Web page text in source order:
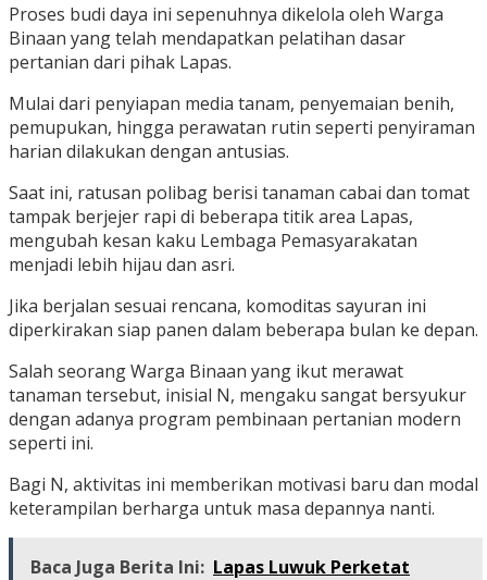
Proses budi daya ini sepenuhnya dikelola oleh Warga
Binaan yang telah mendapatkan pelatihan dasar
pertanian dari pihak Lapas.
Mulai dari penyiapan media tanam, penyemaian benih,
pemupukan, hingga perawatan rutin seperti penyiraman
harian dilakukan dengan antusias.
Saat ini, ratusan polibag berisi tanaman cabai dan tomat
tampak berjejer rapi di beberapa titik area Lapas,
mengubah kesan kaku Lembaga Pemasyarakatan
menjadi lebih hijau dan asri.
Jika berjalan sesuai rencana, komoditas sayuran ini
diperkirakan siap panen dalam beberapa bulan ke depan.
Salah seorang Warga Binaan yang ikut merawat
tanaman tersebut, inisial N, mengaku sangat bersyukur
dengan adanya program pembinaan pertanian modern
seperti ini.
Bagi N, aktivitas ini memberikan motivasi baru dan modal
keterampilan berharga untuk masa depannya nanti.
Baca Juga Berita Ini: Lapas Luwuk Perketat